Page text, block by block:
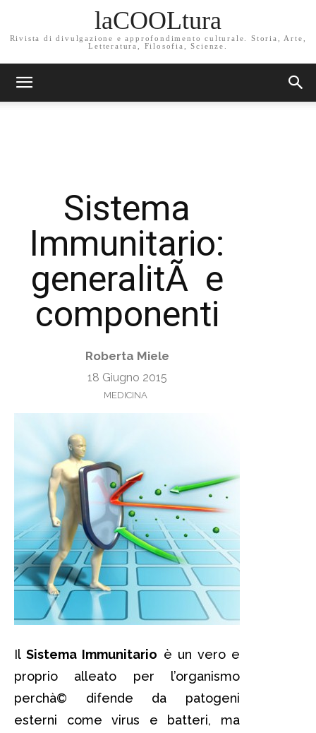
laCOOLtura
Rivista di divulgazione e approfondimento culturale. Storia, Arte,
Letteratura, Filosofia, Scienze.
Sistema
Immunitario:
generalitÃ e
componenti
Roberta Miele
18 Giugno 2015
MEDICINA
Il Sistema Immunitario è un vero e
proprio alleato per l’organismo
perchà© difende da patogeni
esterni come virus e batteri, ma